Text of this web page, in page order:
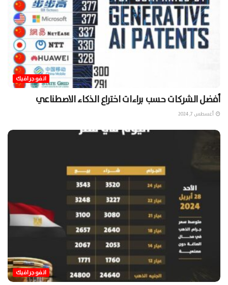
انفوجرافيك
أفضل الشركات حسب براءات اختراع الذكاء الاصطناعي
أغسطس 7, 2024
انفوجرافيك